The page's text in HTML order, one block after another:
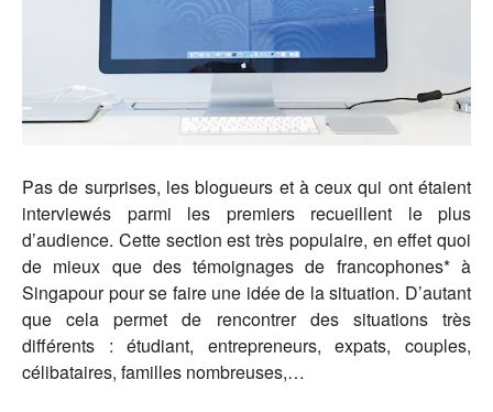
Pas de surprises, les blogueurs et à ceux qui ont étaient
interviewés parmi les premiers recueillent le plus
d’audience. Cette section est très populaire, en effet quoi
de mieux que des témoignages de francophones* à
Singapour pour se faire une idée de la situation. D’autant
que cela permet de rencontrer des situations très
différents : étudiant, entrepreneurs, expats, couples,
célibataires, familles nombreuses,…